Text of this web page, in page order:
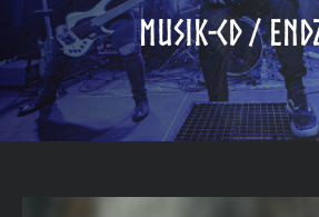
Musik-CD /